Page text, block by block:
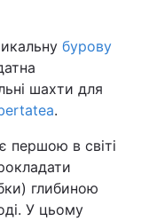
бурову
шахти для
.
першою в світі
глибиною
У цьому